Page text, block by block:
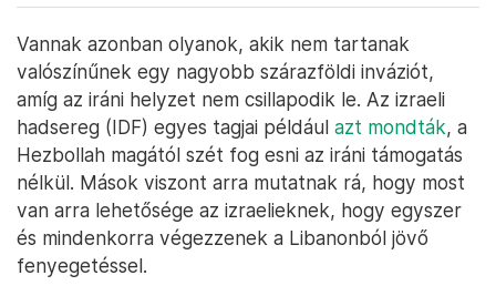
Vannak azonban olyanok, akik nem tartanak
valószínűnek egy nagyobb szárazföldi inváziót,
amíg az iráni helyzet nem csillapodik le. Az izraeli
hadsereg (IDF) egyes tagjai például azt mondták, a
Hezbollah magától szét fog esni az iráni támogatás
nélkül. Mások viszont arra mutatnak rá, hogy most
van arra lehetősége az izraelieknek, hogy egyszer
és mindenkorra végezzenek a Libanonból jövő
fenyegetéssel.